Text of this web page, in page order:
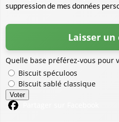
suppression de mes données
Quelle base préférez-vous pour
Biscuit spéculoos
Biscuit sablé classique
Voter